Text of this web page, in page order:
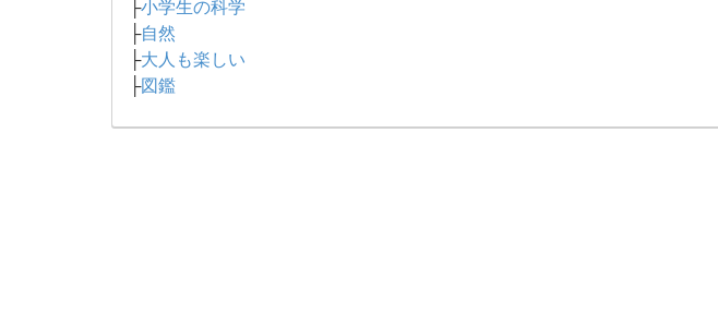
├小学生の科学
├自然
├大人も楽しい
├図鑑